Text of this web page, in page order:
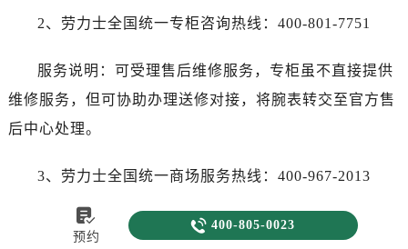
2、劳力士全国统一专柜咨询热线：400-801-7751
服务说明：可受理售后维修服务，专柜虽不直接提供
维修服务，但可协助办理送修对接，将腕表转交至官方售
后中心处理。
3、劳力士全国统一商场服务热线：400-967-2013
服务说明：国内各大主流商圈及高端商场均设有服务

预约
 400-805-0023